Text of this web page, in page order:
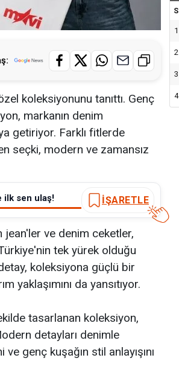
koleksiyonunu tanıttı. Genç
markanın denim
getiriyor. Farklı fitlerde
seçki, modern ve zamansız
ilk sen ulaş! İŞARETLE
jean'ler ve denim ceketler,
tek yürek olduğu
koleksiyona güçlü bir
yaklaşımını da yansıtıyor.
tasarlanan koleksiyon,
detayları denimle
genç kuşağın stil anlayışını
S
1
2
3
4